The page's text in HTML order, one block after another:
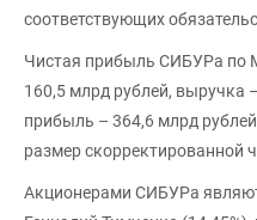
соответствующих
Чистая прибыль СИБУРа по
160,5 млрд рублей, выручка
прибыль – 364,6 млрд
размер скорректированной
Акционерами СИБУРа